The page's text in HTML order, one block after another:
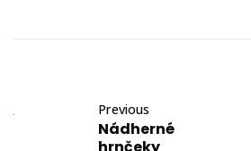
Previous
Nádherné